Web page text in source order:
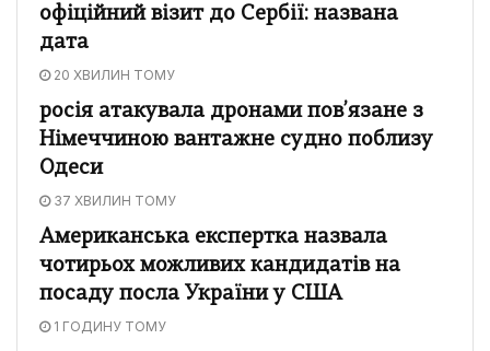
офіційний візит до Сербії: названа
дата
20 ХВИЛИН ТОМУ
росія атакувала дронами пов’язане з
Німеччиною вантажне судно поблизу
Одеси
37 ХВИЛИН ТОМУ
Американська експертка назвала
чотирьох можливих кандидатів на
посаду посла України у США
1 ГОДИНУ ТОМУ